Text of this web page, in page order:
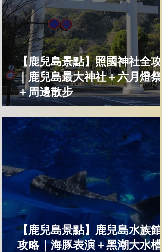
【鹿兒島景點】照國神社全攻
｜鹿兒島最大神社＋六月燈祭
＋周邊散步
【鹿兒島景點】鹿兒島水族館
攻略｜海豚表演＋黑潮大水槽